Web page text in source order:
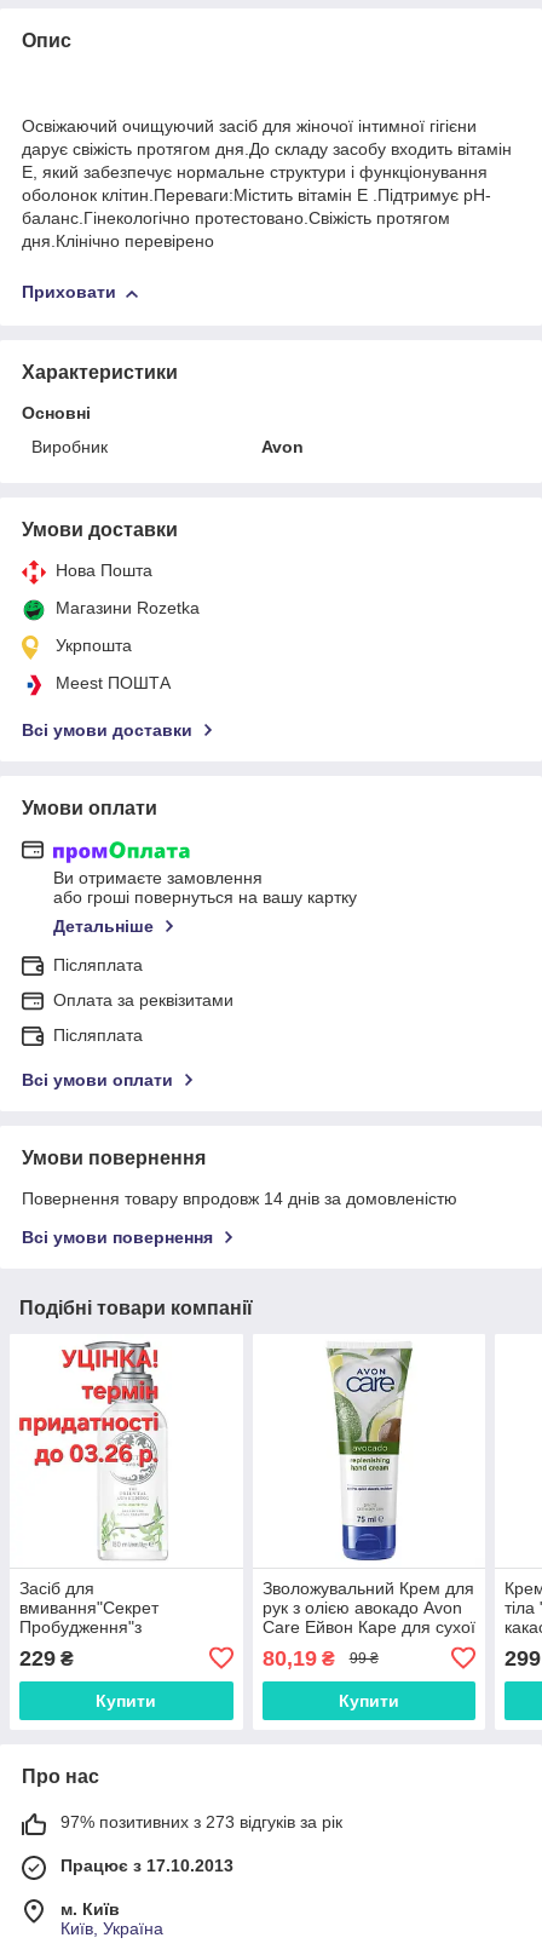
Опис
Освіжаючий очищуючий засіб для жіночої інтимної гігієни
дарує свіжість протягом дня.До складу засобу входить вітамін
Е, який забезпечує нормальнe структури і функціонування
оболонок клітин.Переваги:Містить вітамін Е .Підтримує рН-
баланс.Гінекологічно протестовано.Свіжість протягом
дня.Клінічно перевірено
Приховати
Характеристики
Основні
Виробник
Avon
Умови доставки
Нова Пошта
Магазини Rozetka
Укрпошта
Meest ПОШТА
Всі умови доставки
Умови оплати
Ви отримаєте замовлення
або гроші повернуться на вашу картку
Детальніше
Післяплата
Оплата за реквізитами
Післяплата
Всі умови оплати
Умови повернення
Повернення товару впродовж 14 днів за домовленістю
Всі умови повернення
Подібні товари компанії
Засіб для
вмивання"Секрет
Пробудження"з
чаюAvon Planet Spa
150мл
229 ₴
Купити
Зволожувальний Крем для
рук з олією авокадо Avon
Care Ейвон Каре для сухої
та дуже сухої шкіри 75 мл
80,19₴ 99 ₴
Купити
299
Про нас
97% позитивних з 273 відгуків за рік
Працює з 17.10.2013
м. Київ
Київ, Україна